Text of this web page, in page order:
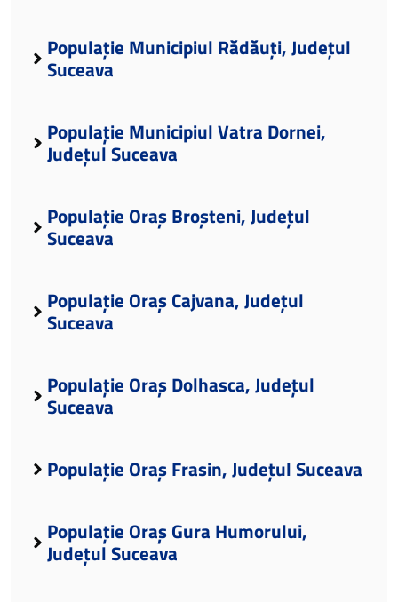
Populație Municipiul Rădăuți, Județul
Suceava
Populație Municipiul Vatra Dornei,
Județul Suceava
Populație Oraș Broșteni, Județul
Suceava
Populație Oraș Cajvana, Județul
Suceava
Populație Oraș Dolhasca, Județul
Suceava
Populație Oraș Frasin, Județul Suceava
Populație Oraș Gura Humorului,
Județul Suceava